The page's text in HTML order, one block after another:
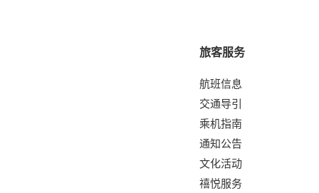
旅客服务
航班信息
交通导引
乘机指南
通知公告
文化活动
禧悦服务